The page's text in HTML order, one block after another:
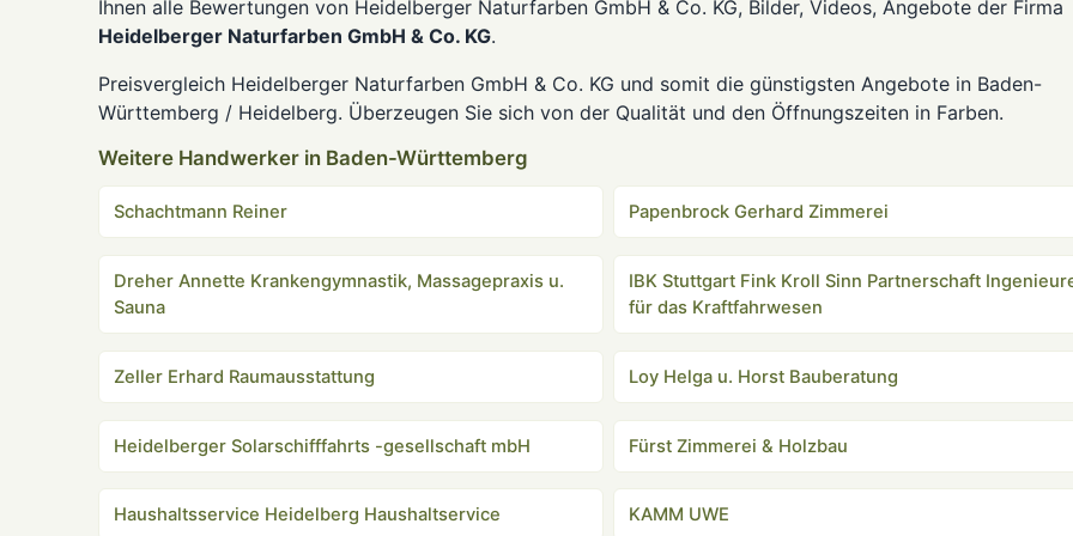
Ihnen alle Bewertungen von Heidelberger Naturfarben GmbH & Co. KG, Bilder, Videos, Angebote der Firma
Heidelberger Naturfarben GmbH & Co. KG.
Preisvergleich Heidelberger Naturfarben GmbH & Co. KG und somit die günstigsten Angebote in Baden-
Württemberg / Heidelberg. Überzeugen Sie sich von der Qualität und den Öffnungszeiten in Farben.
Weitere Handwerker in Baden-Württemberg
Schachtmann Reiner Papenbrock Gerhard Zimmerei
Dreher Annette Krankengymnastik, Massagepraxis u.
Sauna
IBK Stuttgart Fink Kroll Sinn Partnerschaft
für das Kraftfahrwesen
Zeller Erhard Raumausstattung Loy Helga u. Horst Bauberatung
Heidelberger Solarschifffahrts -gesellschaft mbH Fürst Zimmerei & Holzbau
Haushaltsservice Heidelberg Haushaltservice KAMM UWE